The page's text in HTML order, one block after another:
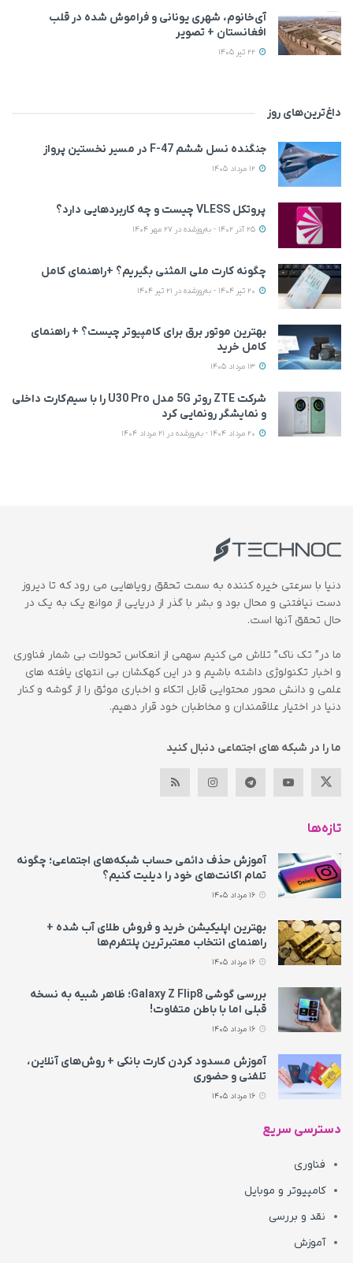
آی‌خانوم، شهری یونانی و فراموش شده در قلب
افغانستان + تصویر
داغ‌ترین‌های روز
جنگنده نسل ششم F-47 در مسیر نخستین پرواز
پروتکل VLESS چیست و چه کاربردهایی دارد؟
چگونه کارت ملی المثنی بگیریم؟ +راهنمای کامل
بهترین موتور برق برای کامپیوتر چیست؟ + راهنمای
کامل خرید
شرکت ZTE روتر 5G مدل U30 Pro را با سیم‌کارت داخلی
و نمایشگر رونمایی کرد
دنیا با سرعتی خیره کننده به سمت تحقق رویاهایی می رود که تا دیروز
دست نیافتنی و محال بود و بشر با گذر از دریایی از موانع یک به یک در
حال تحقق آنها است.
ما در” تک ناک” تلاش می کنیم سهمی از انعکاس تحولات بی شمار فناوری
و اخبار تکنولوژی داشته باشیم و در این کهکشان بی انتهای یافته های
علمی و دانش محور محتوایی قابل اتکاء و اخباری موثق را از گوشه و کنار
دنیا در اختیار علاقمندان و مخاطبان خود قرار دهیم.
ما را در شبکه های اجتماعی دنبال کنید
تازه‌ها
آموزش حذف دائمی حساب شبکه‌های اجتماعی؛ چگونه
تمام اکانت‌های خود را دیلیت کنیم؟
بهترین اپلیکیشن خرید و فروش طلای آب شده +
راهنمای انتخاب معتبرترین پلتفرم‌ها
بررسی گوشی Galaxy Z Flip8؛ ظاهر شبیه به نسخه
قبلی اما با باطن متفاوت!
آموزش مسدود کردن کارت بانکی + روش‌های آنلاین،
تلفنی و حضوری
دسترسی سریع
فناوری
کامپیوتر و موبایل
نقد و بررسی
آموزش